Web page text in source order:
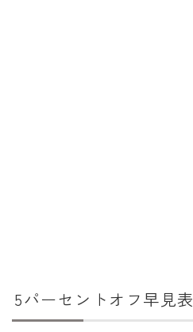
干支から年齢計算
七五三・十三参り計算
5パーセントオフ早見表